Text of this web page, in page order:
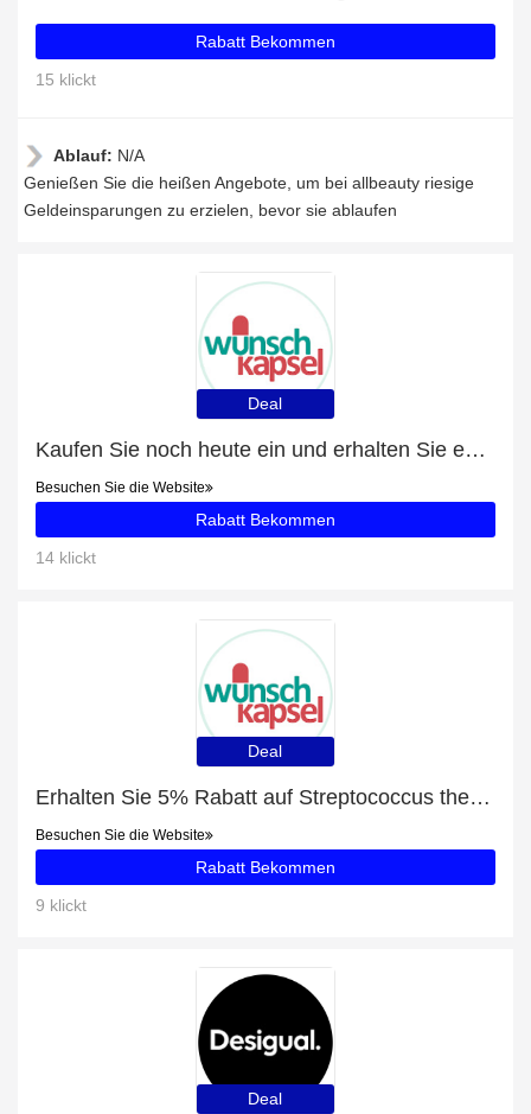
Rabatt Bekommen
15 klickt
Ablauf: N/A
Genießen Sie die heißen Angebote, um bei allbeauty riesige
Geldeinsparungen zu erzielen, bevor sie ablaufen
Deal
Kaufen Sie noch heute ein und erhalten Sie exklusive Angebote
Besuchen Sie die Website
Rabatt Bekommen
14 klickt
Deal
Erhalten Sie 5% Rabatt auf Streptococcus thermophilus
Besuchen Sie die Website
Rabatt Bekommen
9 klickt
Deal